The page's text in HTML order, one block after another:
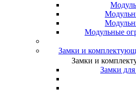
Модульные
Замки и
Замки и
Замки